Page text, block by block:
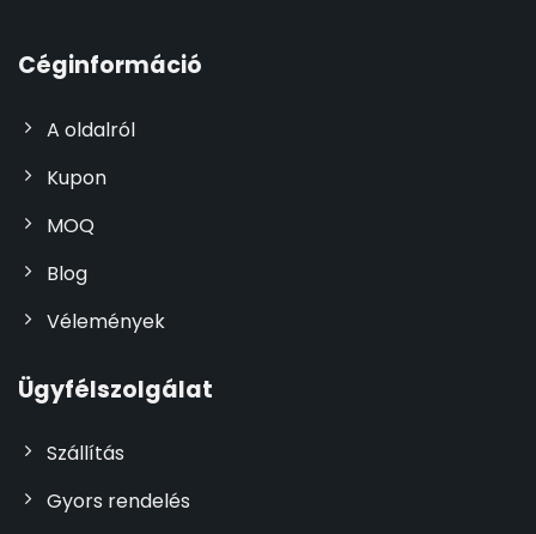
Céginformáció
A oldalról
Kupon
MOQ
Blog
Vélemények
Ügyfélszolgálat
Szállítás
Gyors rendelés